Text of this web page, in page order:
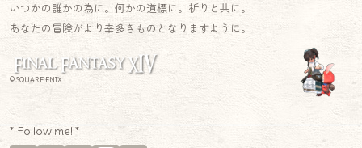
いつかの誰かの為に。何かの道標に。祈りと共に。
あなたの冒険がより幸多きものとなりますように。
© SQUARE ENIX
* Follow me! *